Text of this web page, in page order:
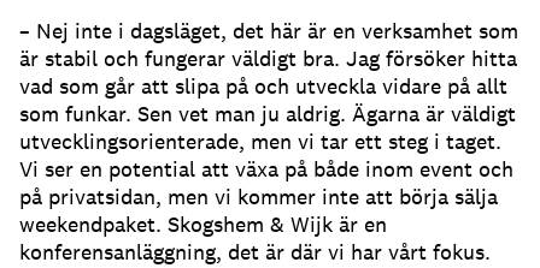
– Nej inte i dagsläget, det här är en verksamhet som
är stabil och fungerar väldigt bra. Jag försöker hitta
vad som går att slipa på och utveckla vidare på allt
som funkar. Sen vet man ju aldrig. Ägarna är väldigt
utvecklingsorienterade, men vi tar ett steg i taget.
Vi ser en potential att växa på både inom event och
på privatsidan, men vi kommer inte att börja sälja
weekendpaket. Skogshem & Wijk är en
konferensanläggning, det är där vi har vårt fokus.